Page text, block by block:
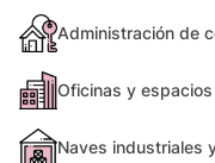
Administración de
Oficinas y
Naves industriales